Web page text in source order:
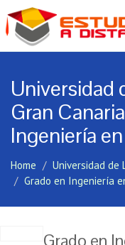
Universidad
Gran
Ingeniería
Home
Universidad de
Grado en Ingeniería
Grado en